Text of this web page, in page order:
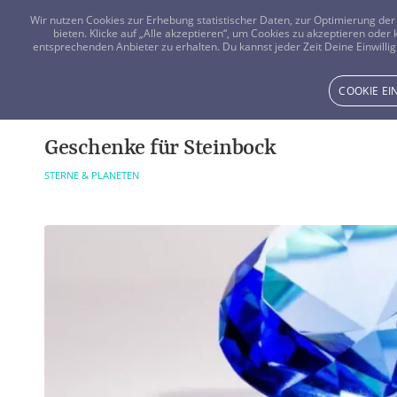
Geschenke für Steinbock
STERNE & PLANETEN
Wir nutzen Cookies zur Erhebung statistischer Daten, zur Optimierung
bieten. Klicke auf „Alle akzeptieren“, um Cookies zu akzeptieren
entsprechenden Anbieter zu erhalten. Du kannst jeder Zeit Deine
COOKIE